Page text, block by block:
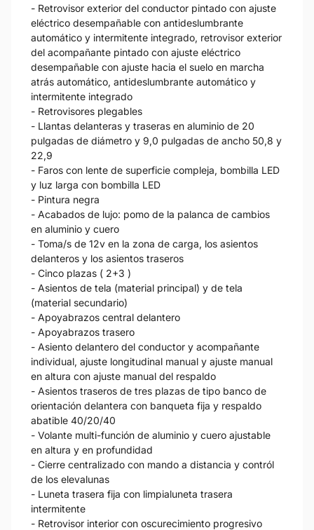
- Retrovisor exterior del conductor pintado con ajuste
eléctrico desempañable con antideslumbrante
automático y intermitente integrado, retrovisor exterior
del acompañante pintado con ajuste eléctrico
desempañable con ajuste hacia el suelo en marcha
atrás automático, antideslumbrante automático y
intermitente integrado
- Retrovisores plegables
- Llantas delanteras y traseras en aluminio de 20
pulgadas de diámetro y 9,0 pulgadas de ancho 50,8 y
22,9
- Faros con lente de superficie compleja, bombilla LED
y luz larga con bombilla LED
- Pintura negra
- Acabados de lujo: pomo de la palanca de cambios
en aluminio y cuero
- Toma/s de 12v en la zona de carga, los asientos
delanteros y los asientos traseros
- Cinco plazas ( 2+3 )
- Asientos de tela (material principal) y de tela
(material secundario)
- Apoyabrazos central delantero
- Apoyabrazos trasero
- Asiento delantero del conductor y acompañante
individual, ajuste longitudinal manual y ajuste manual
en altura con ajuste manual del respaldo
- Asientos traseros de tres plazas de tipo banco de
orientación delantera con banqueta fija y respaldo
abatible 40/20/40
- Volante multi-función de aluminio y cuero ajustable
en altura y en profundidad
- Cierre centralizado con mando a distancia y contról
de los elevalunas
- Luneta trasera fija con limpialuneta trasera
intermitente
- Retrovisor interior con oscurecimiento progresivo